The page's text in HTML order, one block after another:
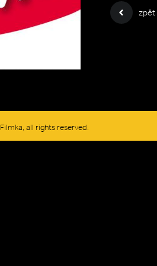
zpět
Filmka, all rights reserved.